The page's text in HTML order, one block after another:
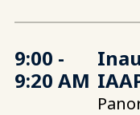
9:00 -
9:20 AM